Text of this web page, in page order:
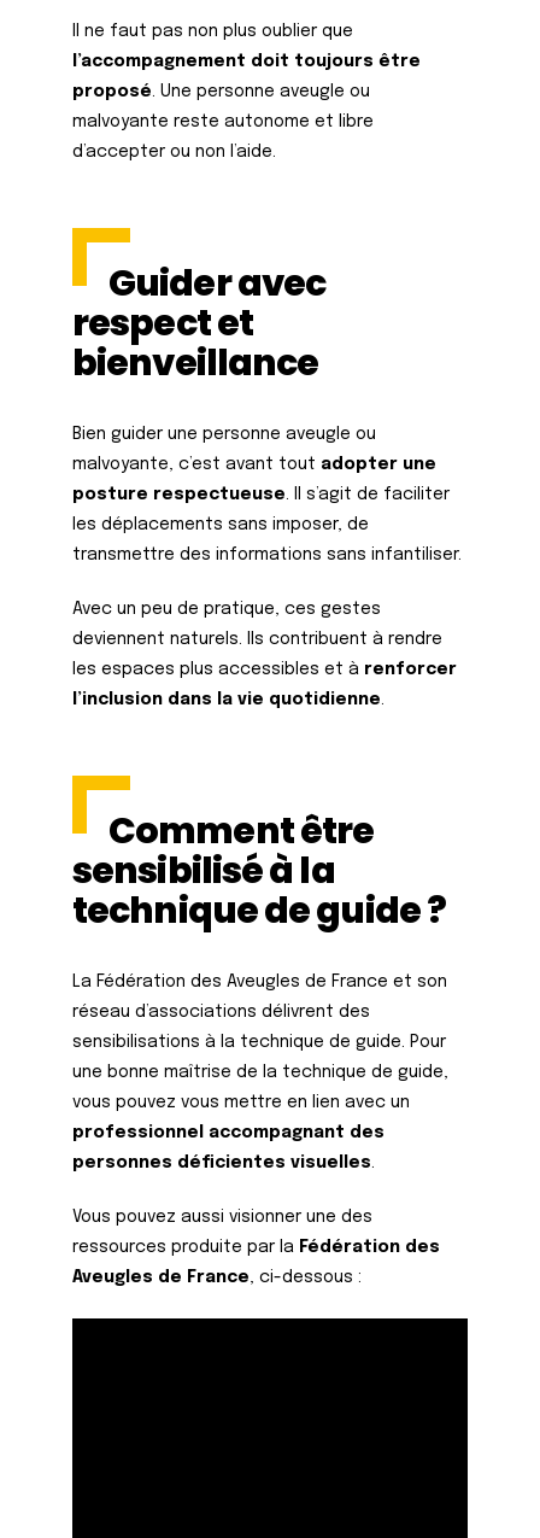
Il ne faut pas non plus oublier que
l’accompagnement doit toujours être
proposé. Une personne aveugle ou
malvoyante reste autonome et libre
d’accepter ou non l’aide.
Guider avec
respect et
bienveillance
Bien guider une personne aveugle ou
malvoyante, c’est avant tout adopter une
posture respectueuse. Il s’agit de faciliter
les déplacements sans imposer, de
transmettre des informations sans infantiliser.
Avec un peu de pratique, ces gestes
deviennent naturels. Ils contribuent à rendre
les espaces plus accessibles et à renforcer
l’inclusion dans la vie quotidienne.
Comment être
sensibilisé à la
technique de guide ?
La Fédération des Aveugles de France et son
réseau d’associations délivrent des
sensibilisations à la technique de guide. Pour
une bonne maîtrise de la technique de guide,
vous pouvez vous mettre en lien avec un
professionnel accompagnant des
personnes déficientes visuelles.
Vous pouvez aussi visionner une des
ressources produite par la Fédération des
Aveugles de France, ci-dessous :